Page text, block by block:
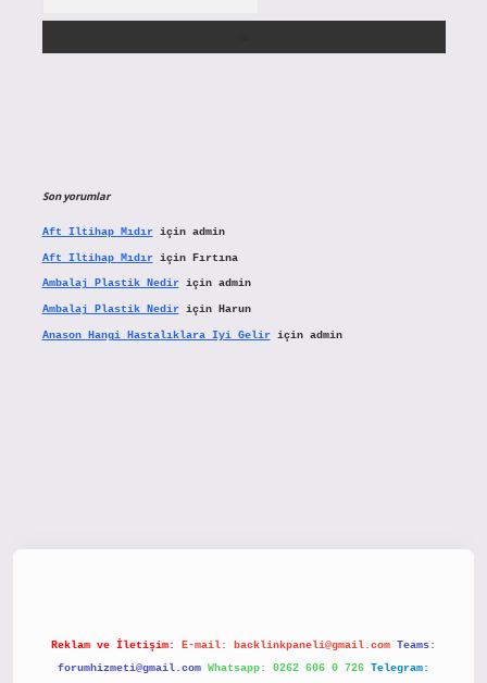
Son yorumlar
Aft Iltihap Mıdıriçin admin
Aft Iltihap Mıdıriçin Fırtına
Ambalaj Plastik Nediriçin admin
Ambalaj Plastik Nediriçin Harun
Anason Hangi Hastalıklara Iyi Geliriçin admin
Reklam ve İletişim: E-mail: backlinkpaneli@gmail.com Teams:
forumhizmeti@gmail.com Whatsapp: 0262 606 0 726 Telegram: